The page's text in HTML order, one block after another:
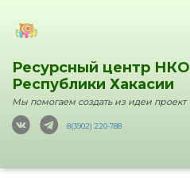
Ресурсный центр НКО
Республики Хакасии
Мы помогаем создать из идеи проект
8(3902) 220-788